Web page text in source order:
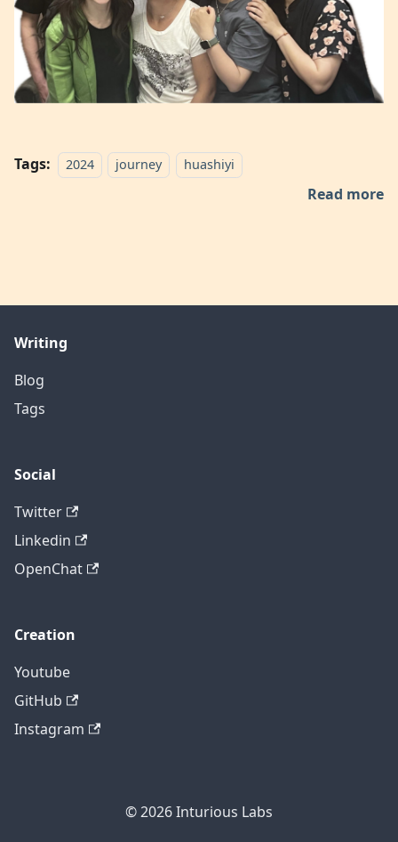
Tags: 2024 journey huashiyi
Read more
Writing
Blog
Tags
Social
Twitter
Linkedin
OpenChat
Creation
Youtube
GitHub
Instagram
© 2026Inturious Labs